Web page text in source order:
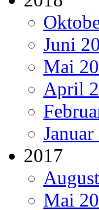
Juni
Mai
April
2017
Mai